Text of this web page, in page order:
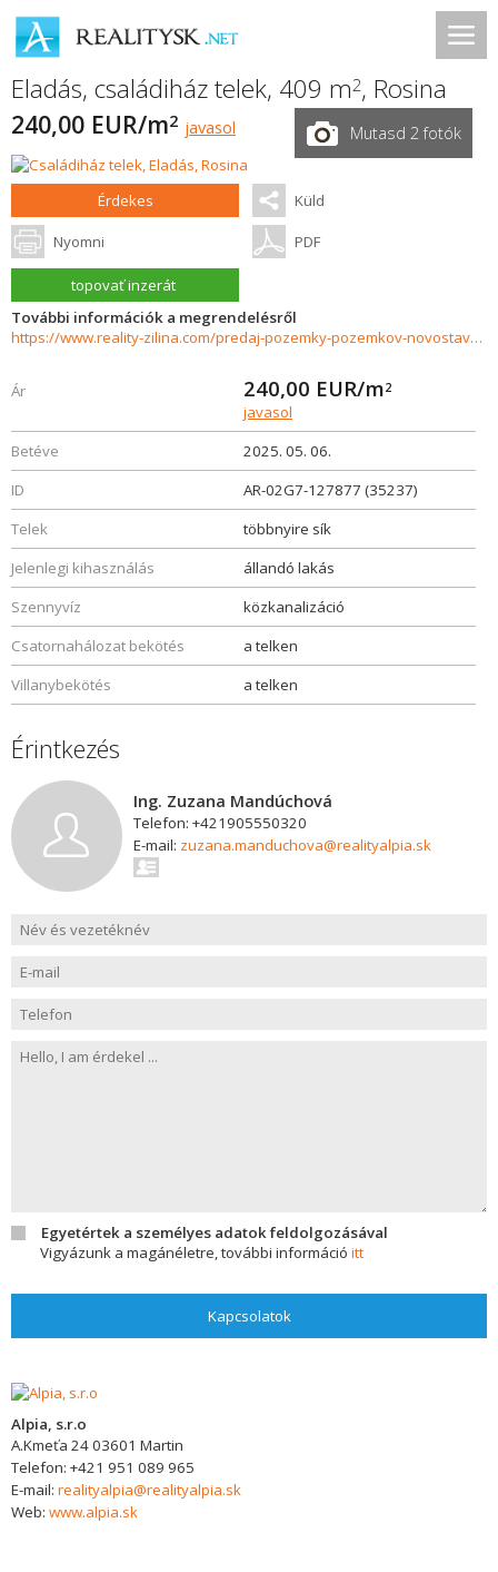
Eladás, családiház telek, 409 m2, Rosina
240,00 EUR/m2 javasol Mutasd 2 fotók
Érdekes Küld
Nyomni PDF
topovať inzerát
További információk a megrendelésről
https://www.reality-zilina.com/predaj-pozemky-pozemkov-novostavby/Stavebny-pozemok-pre-rodinny-dom--409-m2-Rosina-35237/?utm_source=areality&utm_medium=xml&utm_term=35237&utm_content=chalupa&utm_campaign=portaly
Ár 240,00 EUR/m2
javasol
Betéve
2025. 05. 06.
ID
AR-02G7-127877 (35237)
Telek
többnyire sík
Jelenlegi kihasználás
állandó lakás
Szennyvíz
közkanalizáció
Csatornahálozat bekötés
a telken
Villanybekötés
a telken
Érintkezés
Ing. Zuzana Mandúchová
Telefon: +421905550320
E-mail: zuzana.manduchova@realityalpia.sk
Egyetértek a személyes adatok feldolgozásával
Vigyázunk a magánéletre, további információ itt
Kapcsolatok
Alpia, s.r.o
A.Kmeťa 2403601 Martin
Telefon: +421 951 089 965
E-mail: realityalpia@realityalpia.sk
Web: www.alpia.sk